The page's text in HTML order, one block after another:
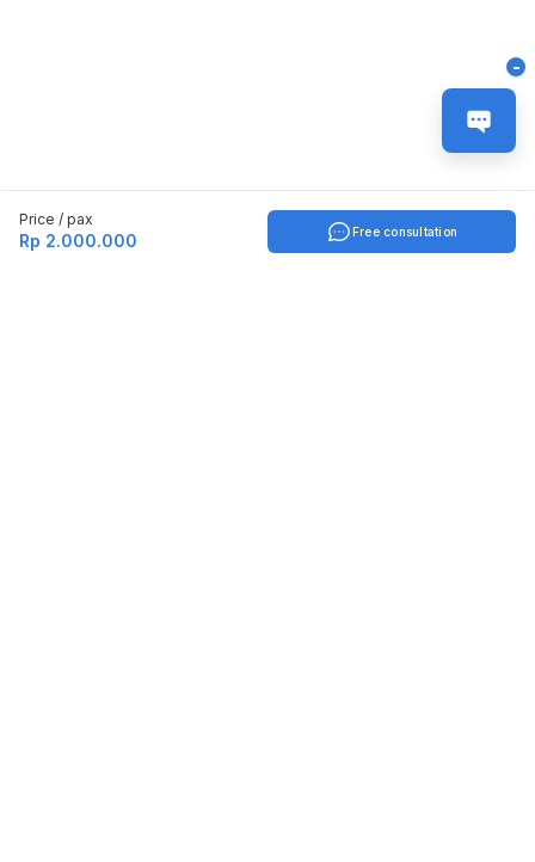
-
Price / pax
Rp 2.000.000 Free consultation